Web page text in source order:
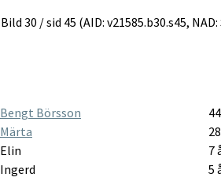
30 / sid 45 (AID: v21585.b30.s45, NAD:
Bengt Börsson
Märta
Elin
7
Ingerd
5